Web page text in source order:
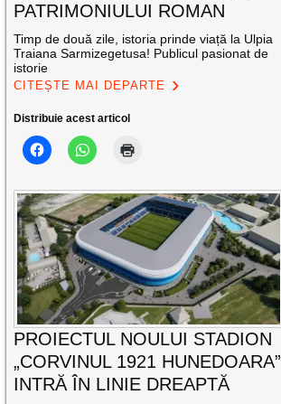
PATRIMONIULUI ROMAN
Timp de două zile, istoria prinde viață la Ulpia
Traiana Sarmizegetusa! Publicul pasionat de
istorie
CITEȘTE MAI DEPARTE
Distribuie acest articol
PROIECTUL NOULUI STADION
„CORVINUL 1921 HUNEDOARA”
INTRĂ ÎN LINIE DREAPTĂ